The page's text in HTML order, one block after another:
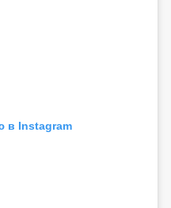
в Instagram